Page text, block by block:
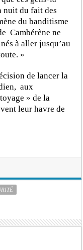
nuit du fait des
du banditisme
Cambérène ne
à aller jusqu’au
»
de lancer la
aux
» de la
leur havre de